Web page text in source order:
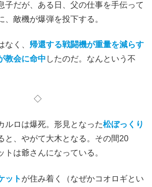
子だが、ある日、父の仕事を手伝って
、敵機が爆弾を投下する。
なく、 帰還する戦闘機が重量を減らす
教会に命中 したのだ。なんという不
◇
ルロは爆死。形見となった松ぼっくり
と、やがて大木となる。その間20
トは爺さんになっている。
ット が住み着く（なぜかコオロギとい